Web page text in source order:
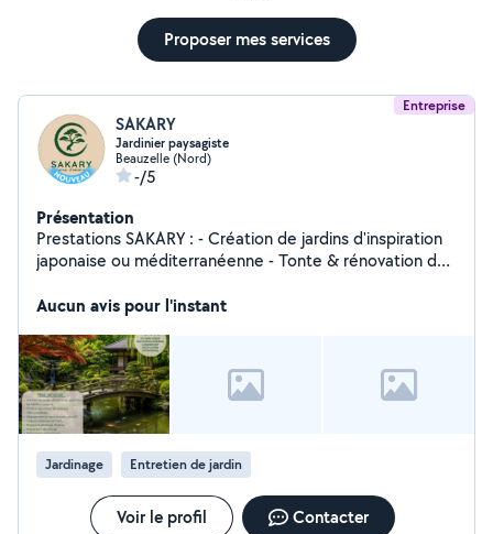
Proposer mes services
Entreprise
SAKARY
Jardinier paysagiste
Beauzelle (Nord)
-/5
Présentation
Prestations SAKARY : - Création de jardins d'inspiration
japonaise ou méditerranéenne - Tonte & rénovation de
avec robot RC - Taille & rabattage de haies - Elagage,
- Nettoyage haute pression - Home staging extérieur -
Evacuation de déchets verts -50% en crédit d'impôt
avec avance immédiate, si les travaux sont éligibles aux
services à la personne (dans la limite de 5000 euros /
an) Matériel 100% électrique (*), moins bruyant & non
polluant. (*) : hors broyeur de végétaux & matériels de
location.
Aucun avis pour l'instant
Jardinage Entretien de jardin
Voir le profil Contacter